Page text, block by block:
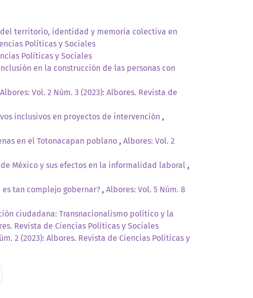
del territorio, identidad y memoria colectiva en
Políticas y Sociales
Políticas y Sociales
en la construcción de las personas con
Albores: Vol. 2 Núm. 3 (2023): Albores. Revista de
inclusivos en proyectos de intervención ,
en el Totonacapan poblano , Albores: Vol. 2
México y sus efectos en la informalidad laboral ,
tan complejo gobernar? , Albores: Vol. 5 Núm. 8
ciudadana: Transnacionalismo político y la
Revista de Ciencias Políticas y Sociales
2 (2023): Albores. Revista de Ciencias Políticas y